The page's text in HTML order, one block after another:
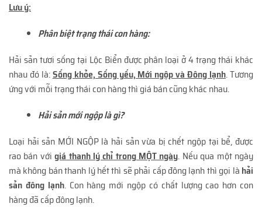
Lưu ý:
Phân biệt trạng thái con hàng:
Hải sản tươi sống tại Lộc Biển được phân loại ở 4 trạng thái khác
nhau đó là:Sống khỏe, Sống yếu, Mới ngộp và Đông lạnh. Tương
ứng với mỗi trạng thái con hàng thì giá bán cũng khác nhau.
Hải sản mới ngộp là gì?
Loại hải sản MỚI NGỘP là hải sản vừa bị chết ngộp tại bể, được
rao bán vớigiá thanh lý chỉ trong MỘT ngày. Nếu qua một ngày
mà không bán thanh lý hết thì sẽ phải cấp đông lạnh thì gọi là hải
sản đông lạnh. Con hàng mới ngộp có chất lượng cao hơn con
hàng đã cấp đông lạnh.